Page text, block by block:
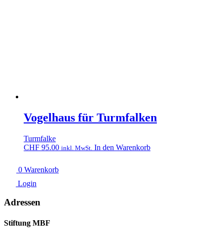
Vogelhaus für Turmfalken
Turmfalke
CHF 95.00 inkl. MwSt. In den Warenkorb
0 Warenkorb
Login
Adressen
Stiftung MBF